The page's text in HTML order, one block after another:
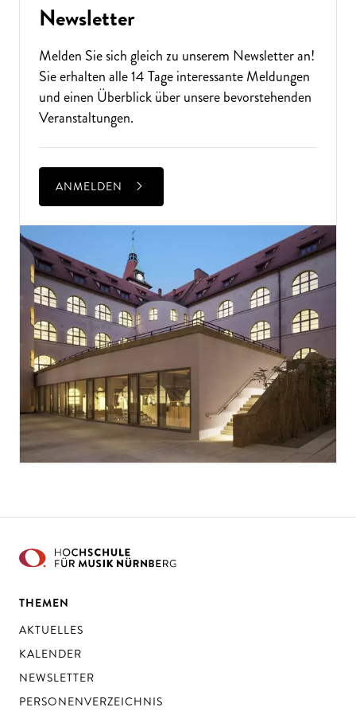
Newsletter
Melden Sie sich gleich zu unserem Newsletteran!
Sie erhalten alle 14 Tage interessante Meldungen
und einen Überblick über unsere bevorstehenden
Veranstaltungen.
ANMELDEN
THEMEN
AKTUELLES
KALENDER
NEWSLETTER
PERSONENVERZEICHNIS